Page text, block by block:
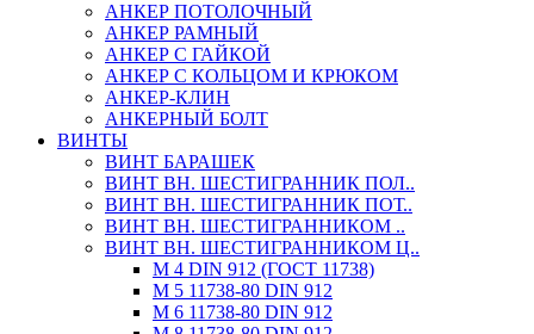
АНКЕР ПОТОЛОЧНЫЙ
АНКЕР РАМНЫЙ
АНКЕР С ГАЙКОЙ
АНКЕР С КОЛЬЦОМ И КРЮКОМ
АНКЕР-КЛИН
АНКЕРНЫЙ БОЛТ
ВИНТЫ
ВИНТ БАРАШЕК
ВИНТ ВН. ШЕСТИГРАННИК ПОЛ..
ВИНТ ВН. ШЕСТИГРАННИК ПОТ..
ВИНТ ВН. ШЕСТИГРАННИКОМ ..
ВИНТ ВН. ШЕСТИГРАННИКОМ Ц..
М 4 DIN 912 (ГОСТ 11738)
М 5 11738-80 DIN 912
М 6 11738-80 DIN 912